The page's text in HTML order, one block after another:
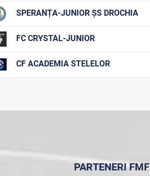
SPERANȚA-JUNIOR ȘS DROCHIA
FC CRYSTAL-JUNIOR
CF ACADEMIA STELELOR
PARTENERI FMF